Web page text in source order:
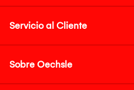
Servicio al Cliente
Sobre Oechsle